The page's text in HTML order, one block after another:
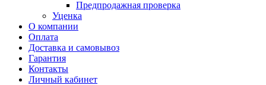
Предпродажная проверка
Уценка
О компании
Оплата
Доставка и самовывоз
Гарантия
Контакты
Личный кабинет